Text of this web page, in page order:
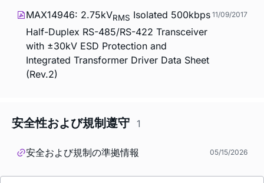
MAX14946: 2.75kVRMS Isolated 500kbps
Half-Duplex RS-485/RS-422 Transceiver
with ±30kV ESD Protection and
Integrated Transformer Driver Data Sheet
(Rev.2)
11/09/2017
安全性および規制遵守 1
安全および規制の準拠情報 05/15/2026